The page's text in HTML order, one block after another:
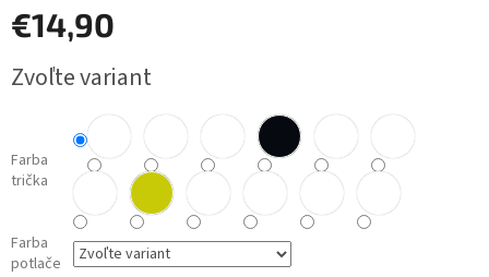
€14,90
cena:
Zvoľte variant
Farba
trička
Farba
potlače